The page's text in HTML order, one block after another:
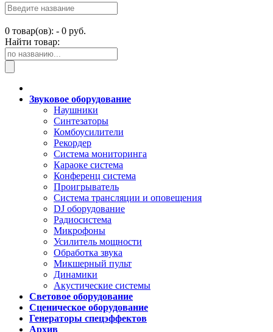
0 товар(ов): - 0 руб.
Найти товар:
Звуковое оборудование
Наушники
Синтезаторы
Комбоусилители
Рекордер
Система мониторинга
Караоке система
Конференц система
Проигрыватель
Система трансляции и оповещения
DJ оборудование
Радиосистема
Микрофоны
Усилитель мощности
Обработка звука
Микшерный пульт
Динамики
Акустические системы
Световое оборудование
Сценическое оборудование
Генераторы спецэффектов
Архив